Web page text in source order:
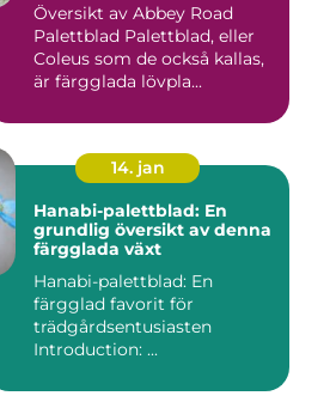
Översikt av Abbey Road
Palettblad Palettblad, eller
Coleus som de också kallas,
är färgglada lövpla...
14. jan
Hanabi-palettblad: En
grundlig översikt av denna
färgglada växt
Hanabi-palettblad: En
färgglad favorit för
trädgårdsentusiasten
Introduction: ...